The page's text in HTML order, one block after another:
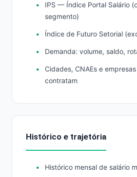
IPS — Índice Portal Salário
segmento)
Índice de Futuro Setorial
Demanda: volume, saldo,
Cidades, CNAEs e
contratam
Histórico e trajetória
Histórico mensal de salário